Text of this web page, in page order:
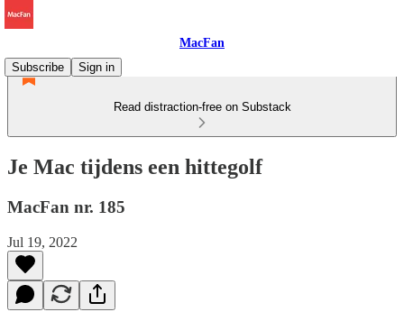
MacFan
Subscribe
Sign in
Read distraction-free on Substack
Je Mac tijdens een hittegolf
MacFan nr. 185
Jul 19, 2022